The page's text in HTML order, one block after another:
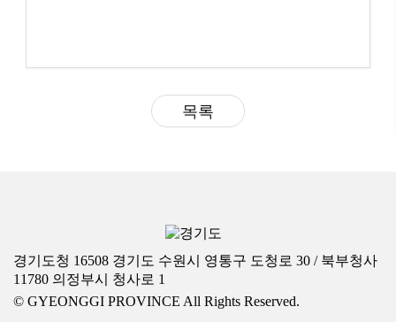
목록
경기도청 16508 경기도 수원시 영통구 도청로 30 / 북부청사
11780 의정부시 청사로 1
© GYEONGGI PROVINCE All Rights Reserved.